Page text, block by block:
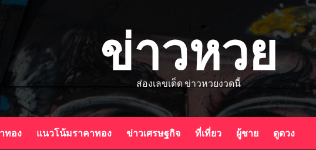
ข่าวหวย
ส่องเลขเด็ด ข่าวหวยงวดนี้
ทอง แนวโน้มราคาทอง ข่าวเศรษฐกิจ ที่เที่ยว ผู้ชาย ดูดวง